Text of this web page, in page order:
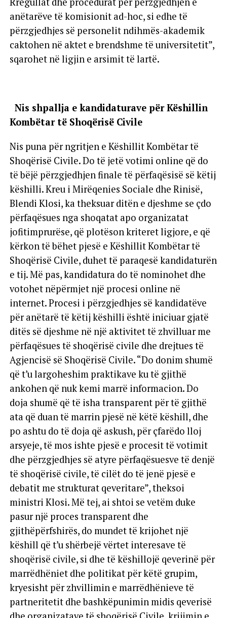
anëtarëve të komisionit ad-hoc, si edhe të
përzgjedhjes së personelit ndihmës-akademik
caktohen në aktet e brendshme të universitetit”,
sqarohet në ligjin e arsimit të lartë.
Nis shpallja e kandidaturave për Këshillin
Kombëtar të Shoqërisë Civile
Nis puna për ngritjen e Këshillit Kombëtar të
Shoqërisë Civile‏. Do të jetë votimi online që do
të bëjë përzgjedhjen finale të përfaqësisë së këtij
këshilli. Kreu i Mirëqenies Sociale dhe Rinisë,
Blendi Klosi, ka theksuar ditën e djeshme se çdo
përfaqësues nga shoqatat apo organizatat
jofitimprurëse, që plotëson kriteret ligjore, e që
kërkon të bëhet pjesë e Këshillit Kombëtar të
Shoqërisë Civile, duhet të paraqesë kandidaturën
e tij. Më pas, kandidatura do të nominohet dhe
votohet nëpërmjet një procesi online në
internet. Procesi i përzgjedhjes së kandidatëve
për anëtarë të këtij këshilli është iniciuar gjatë
ditës së djeshme në një aktivitet të zhvilluar me
përfaqësues të shoqërisë civile dhe drejtues të
Agjencisë së Shoqërisë Civile. “Do donim shumë
që t’u largoheshim praktikave ku të gjithë
ankohen që nuk kemi marrë informacion. Do
doja shumë që të isha transparent për të gjithë
ata që duan të marrin pjesë në këtë këshill, dhe
po ashtu do të doja që askush, për çfarëdo lloj
arsyeje, të mos ishte pjesë e procesit të votimit
dhe përzgjedhjes së atyre përfaqësuesve të denjë
të shoqërisë civile, të cilët do të jenë pjesë e
debatit me strukturat qeveritare”, theksoi
ministri Klosi. Më tej, ai shtoi se vetëm duke
pasur një proces transparent dhe
gjithëpërfshirës, do mundet të krijohet një
këshill që t’u shërbejë vërtet interesave të
shoqërisë civile, si dhe të këshillojë qeverinë për
marrëdhëniet dhe politikat për këtë grupim,
kryesisht për zhvillimin e marrëdhënieve të
partneritetit dhe bashkëpunimin midis qeverisë